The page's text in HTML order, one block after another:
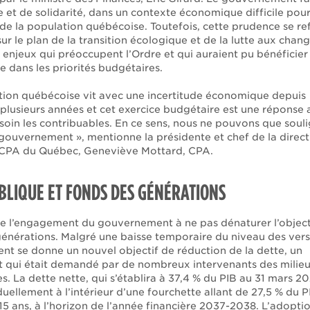
et de solidarité, dans un contexte économique difficile
la population québécoise. Toutefois, cette prudence se
le plan de la transition écologique et de la lutte aux
qui préoccupent l’Ordre et qui auraient pu bénéficier
dans les priorités budgétaires.
québécoise vit avec une incertitude économique depuis
années et cet exercice budgétaire est une réponse
les contribuables. En ce sens, nous ne pouvons que
», mentionne la présidente et chef de la
du Québec, Geneviève Mottard, CPA.
ET FONDS DES GÉNÉRATIONS
l’engagement du gouvernement à ne pas dénaturer
Malgré une baisse temporaire du niveau des
se donne un nouvel objectif de réduction de la dette, un
qui était demandé par de nombreux intervenants des
La dette nette, qui s’établira à 37,4 % du PIB au 31 mars
à l’intérieur d’une fourchette allant de 27,5 % du
ans, à l’horizon de l’année financière 2037-2038.